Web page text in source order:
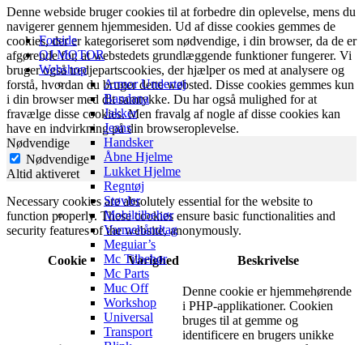
Forside
QJ MOTOR
Webshop
Armor Undertøj
Bandana
Jakker
Jeans
Handsker
Åbne Hjelme
Lukket Hjelme
Regntøj
Støvler
Mobiltilbehør
Varmehåndtag
Meguiar’s
Mc Tilbehør
Mc Parts
Muc Off
Workshop
Universal
Transport
Denne webside bruger cookies til at forbedre din oplevelse, mens du
navigerer gennem hjemmesiden. Ud af disse cookies gemmes de
cookies, der er kategoriseret som nødvendige, i din browser, da de er
afgørende for, at webstedets grundlæggende funktioner fungerer. Vi
bruger også tredjepartscookies, der hjælper os med at analysere og
forstå, hvordan du bruger dette websted. Disse cookies gemmes kun
i din browser med dit samtykke. Du har også mulighed for at
fravælge disse cookies. Men fravalg af nogle af disse cookies kan
have en indvirkning på din browseroplevelse.
Nødvendige
Nødvendige
Altid aktiveret
Necessary cookies are absolutely essential for the website to
function properly. These cookies ensure basic functionalities and
security features of the website, anonymously.
Cookie Varighed Beskrivelse
Denne cookie er hjemmehørende
i PHP-applikationer. Cookien
bruges til at gemme og
identificere en brugers unikke